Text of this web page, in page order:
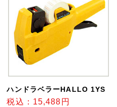
ハンドラベラーHALLO 1YS
税込：15,488円